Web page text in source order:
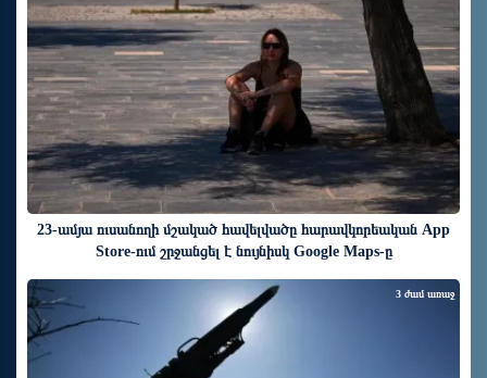
23-ամյա ուսանողի մշակած հավելվածը հարավկորեական App
Store-ում շրջանցել է նույնիսկ Google Maps-ը
3 ժամ առաջ